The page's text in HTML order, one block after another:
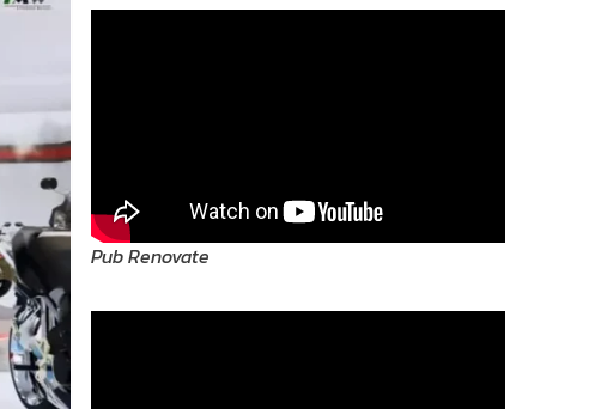
Pub Renovate